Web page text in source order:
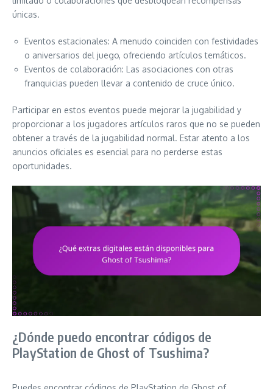
únicas.
Eventos estacionales: A menudo coinciden con festividades
o aniversarios del juego, ofreciendo artículos temáticos.
Eventos de colaboración: Las asociaciones con otras
franquicias pueden llevar a contenido de cruce único.
Participar en estos eventos puede mejorar la jugabilidad y
proporcionar a los jugadores artículos raros que no se pueden
obtener a través de la jugabilidad normal. Estar atento a los
anuncios oficiales es esencial para no perderse estas
oportunidades.
¿Dónde puedo encontrar códigos de
PlayStation de Ghost of Tsushima?